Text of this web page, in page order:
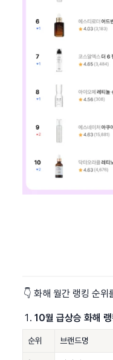
👇 화해 월간 랭킹 순
10월 급상승 화해
순위 브랜드명